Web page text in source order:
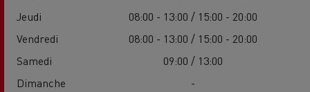
Jeudi
08:00 - 13:00 / 15:00 - 20:00
Vendredi
08:00 - 13:00 / 15:00 - 20:00
Samedi
09:00 / 13:00
Dimanche
-